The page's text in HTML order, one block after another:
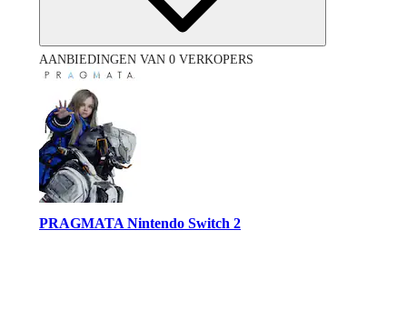
AANBIEDINGEN VAN 0 VERKOPERS
PRAGMATA Nintendo Switch 2